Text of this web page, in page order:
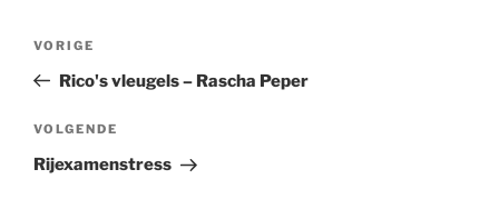
Vorig
bericht
VORIGE
Rico's vleugels – Rascha Peper
Volgend
bericht
VOLGENDE
Rijexamenstress